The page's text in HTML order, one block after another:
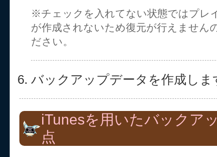
※チェックを入れてない状態ではプレ
が作成されないため復元が行えません
ださい。
バックアップデータを作成しま
iTunesを用いたバックア
点